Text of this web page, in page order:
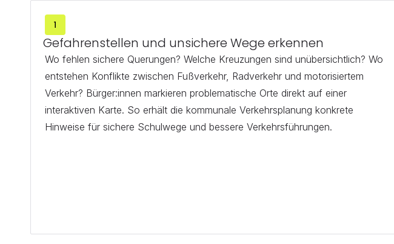
Gefahrenstellen und unsichere Wege erkennen
Wo fehlen sichere Querungen? Welche Kreuzungen sind unübersichtlich? Wo
entstehen Konflikte zwischen Fußverkehr, Radverkehr und motorisiertem
Verkehr? Bürger:innen markieren problematische Orte direkt auf einer
interaktiven Karte. So erhält die kommunale Verkehrsplanung konkrete
Hinweise für sichere Schulwege und bessere Verkehrsführungen.